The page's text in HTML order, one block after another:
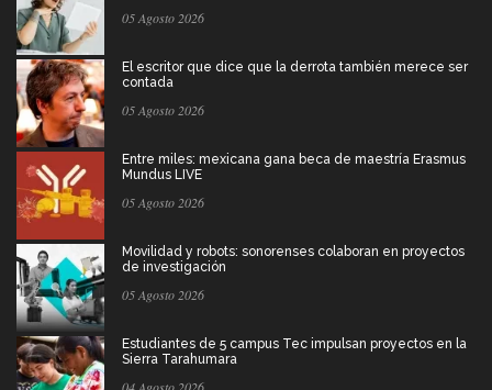
05 Agosto 2026
El escritor que dice que la derrota también merece ser
contada
05 Agosto 2026
Entre miles: mexicana gana beca de maestría Erasmus
Mundus LIVE
05 Agosto 2026
Movilidad y robots: sonorenses colaboran en proyectos
de investigación
05 Agosto 2026
Estudiantes de 5 campus Tec impulsan proyectos en la
Sierra Tarahumara
04 Agosto 2026